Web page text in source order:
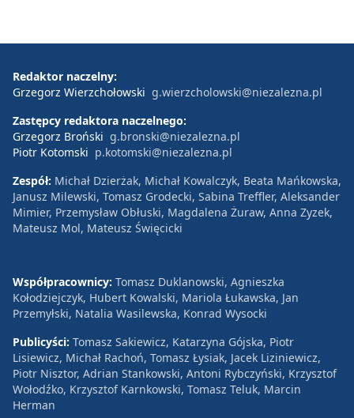
Redaktor naczelny:
Grzegorz Wierzchołowski g.wierzcholowski@niezalezna.pl
Zastępcy redaktora naczelnego:
Grzegorz Broński g.bronski@niezalezna.pl
Piotr Kotomski p.kotomski@niezalezna.pl
Zespół: Michał Dzierżak, Michał Kowalczyk, Beata Mańkowska,
Janusz Milewski, Tomasz Grodecki, Sabina Treffler, Aleksander
Mimier, Przemysław Obłuski, Magdalena Żuraw, Anna Zyzek,
Mateusz Mol, Mateusz Święcicki
Współpracownicy: Tomasz Duklanowski, Agnieszka
Kołodziejczyk, Hubert Kowalski, Mariola Łukawska, Jan
Przemyłski, Natalia Wasilewska, Konrad Wysocki
Publicyści: Tomasz Sakiewicz, Katarzyna Gójska, Piotr
Lisiewicz, Michał Rachoń, Tomasz Łysiak, Jacek Liziniewicz,
Piotr Nisztor, Adrian Stankowski, Antoni Rybczyński, Krzysztof
Wołodźko, Krzysztof Karnkowski, Tomasz Teluk, Marcin
Herman